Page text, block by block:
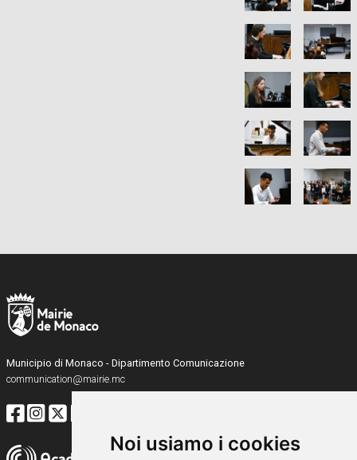
Noi usiamo i cookies
Municipio di Monaco - Dipartimento Comunicazione
communication@mairie.mc